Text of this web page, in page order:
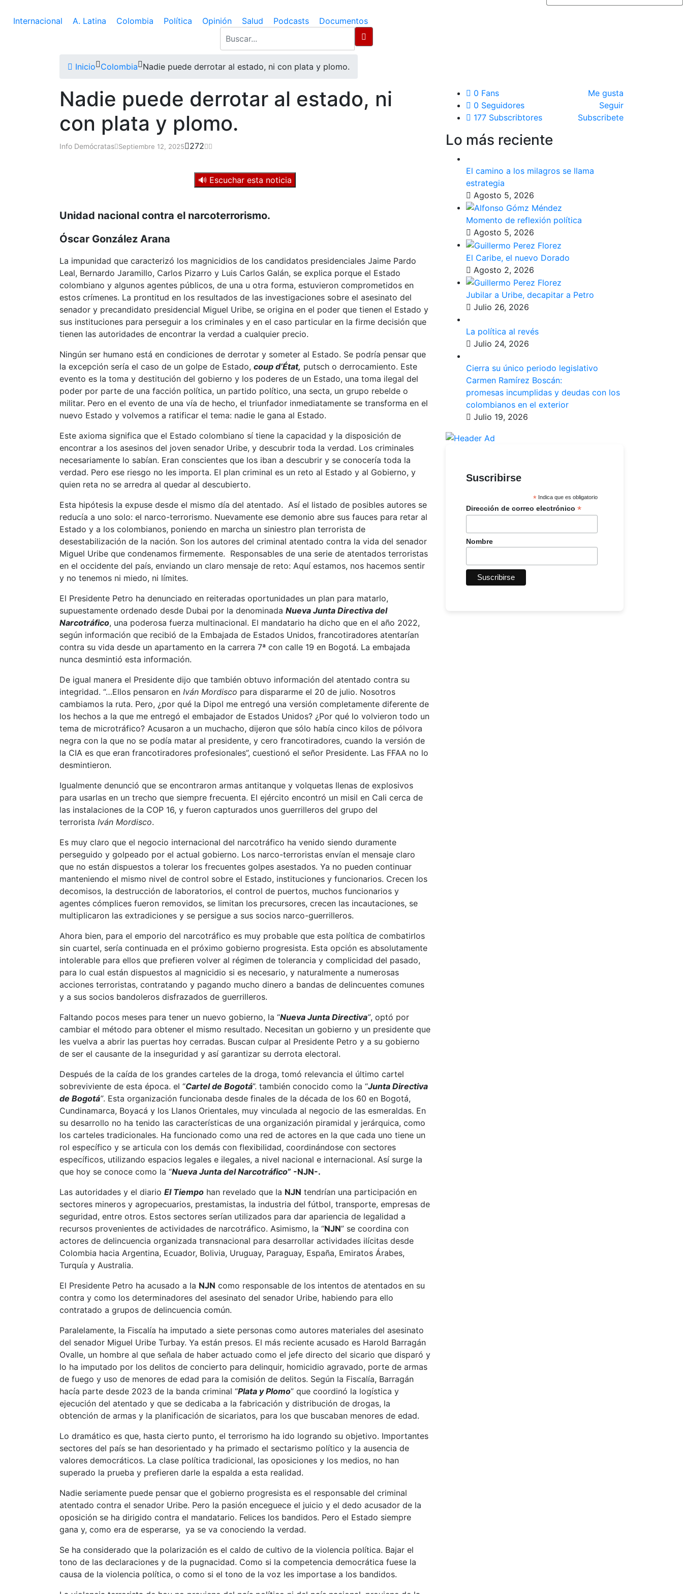
Internacional A. Latina Colombia Política Opinión Salud Podcasts Documentos
Inicio Colombia Nadie puede derrotar al estado, ni con plata y plomo.
Nadie puede derrotar al estado, ni
con plata y plomo.
Info Demócratas Septiembre 12, 2025 272
🔊 Escuchar esta noticia
Unidad nacional contra el narcoterrorismo.
Óscar González Arana
La impunidad que caracterizó los magnicidios de los candidatos presidenciales Jaime Pardo
Leal, Bernardo Jaramillo, Carlos Pizarro y Luis Carlos Galán, se explica porque el Estado
colombiano y algunos agentes públicos, de una u otra forma, estuvieron comprometidos en
estos crímenes. La prontitud en los resultados de las investigaciones sobre el asesinato del
senador y precandidato presidencial Miguel Uribe, se origina en el poder que tienen el Estado y
sus instituciones para perseguir a los criminales y en el caso particular en la firme decisión que
tienen las autoridades de encontrar la verdad a cualquier precio.
Ningún ser humano está en condiciones de derrotar y someter al Estado. Se podría pensar que
la excepción sería el caso de un golpe de Estado, coup d’État, putsch o derrocamiento. Este
evento es la toma y destitución del gobierno y los poderes de un Estado, una toma ilegal del
poder por parte de una facción política, un partido político, una secta, un grupo rebelde o
militar.​ Pero en el evento de una vía de hecho, el triunfador inmediatamente se transforma en el
nuevo Estado y volvemos a ratificar el tema: nadie le gana al Estado.
Este axioma significa que el Estado colombiano sí tiene la capacidad y la disposición de
encontrar a los asesinos del joven senador Uribe, y descubrir toda la verdad. Los criminales
necesariamente lo sabían. Eran conscientes que los iban a descubrir y se conocería toda la
verdad. Pero ese riesgo no les importa. El plan criminal es un reto al Estado y al Gobierno, y
quien reta no se arredra al quedar al descubierto.
Esta hipótesis la expuse desde el mismo día del atentado. Así el listado de posibles autores se
reducía a uno solo: el narco-terrorismo. Nuevamente ese demonio abre sus fauces para retar al
Estado y a los colombianos, poniendo en marcha un siniestro plan terrorista de
desestabilización de la nación. Son los autores del criminal atentado contra la vida del senador
Miguel Uribe que condenamos firmemente. Responsables de una serie de atentados terroristas
en el occidente del país, enviando un claro mensaje de reto: Aquí estamos, nos hacemos sentir
y no tenemos ni miedo, ni límites.
El Presidente Petro ha denunciado en reiteradas oportunidades un plan para matarlo,
supuestamente ordenado desde Dubai por la denominada Nueva Junta Directiva del
Narcotráfico, una poderosa fuerza multinacional. El mandatario ha dicho que en el año 2022,
según información que recibió de la Embajada de Estados Unidos, francotiradores atentarían
contra su vida desde un apartamento en la carrera 7ª con calle 19 en Bogotá. La embajada
nunca desmintió esta información.
De igual manera el Presidente dijo que también obtuvo información del atentado contra su
integridad. “…Ellos pensaron en Iván Mordisco para dispararme el 20 de julio. Nosotros
cambiamos la ruta. Pero, ¿por qué la Dipol me entregó una versión completamente diferente de
los hechos a la que me entregó el embajador de Estados Unidos? ¿Por qué lo volvieron todo un
tema de microtráfico? Acusaron a un muchacho, dijeron que sólo había cinco kilos de pólvora
negra con la que no se podía matar al presidente, y cero francotiradores, cuando la versión de
la CIA es que eran francotiradores profesionales”, cuestionó el señor Presidente. Las FFAA no lo
desmintieron.
Igualmente denunció que se encontraron armas antitanque y volquetas llenas de explosivos
para usarlas en un trecho que siempre frecuenta. El ejército encontró un misil en Cali cerca de
las instalaciones de la COP 16, y fueron capturados unos guerrilleros del grupo del
terrorista Iván Mordisco.
Es muy claro que el negocio internacional del narcotráfico ha venido siendo duramente
perseguido y golpeado por el actual gobierno. Los narco-terroristas envían el mensaje claro
que no están dispuestos a tolerar los frecuentes golpes asestados. Ya no pueden continuar
manteniendo el mismo nivel de control sobre el Estado, instituciones y funcionarios. Crecen los
decomisos, la destrucción de laboratorios, el control de puertos, muchos funcionarios y
agentes cómplices fueron removidos, se limitan los precursores, crecen las incautaciones, se
multiplicaron las extradiciones y se persigue a sus socios narco-guerrilleros.
Ahora bien, para el emporio del narcotráfico es muy probable que esta política de combatirlos
sin cuartel, sería continuada en el próximo gobierno progresista. Esta opción es absolutamente
intolerable para ellos que prefieren volver al régimen de tolerancia y complicidad del pasado,
para lo cual están dispuestos al magnicidio si es necesario, y naturalmente a numerosas
acciones terroristas, contratando y pagando mucho dinero a bandas de delincuentes comunes
y a sus socios bandoleros disfrazados de guerrilleros.
Faltando pocos meses para tener un nuevo gobierno, la “Nueva Junta Directiva”, optó por
cambiar el método para obtener el mismo resultado. Necesitan un gobierno y un presidente que
les vuelva a abrir las puertas hoy cerradas. Buscan culpar al Presidente Petro y a su gobierno
de ser el causante de la inseguridad y así garantizar su derrota electoral.
Después de la caída de los grandes carteles de la droga, tomó relevancia el último cartel
sobreviviente de esta época. el “Cartel de Bogotá”. también conocido como la “Junta Directiva
de Bogotá”. Esta organización funcionaba desde finales de la década de los 60 en Bogotá,
Cundinamarca, Boyacá y los Llanos Orientales, muy vinculada al negocio de las esmeraldas. En
su desarrollo no ha tenido las características de una organización piramidal y jerárquica, como
los carteles tradicionales. Ha funcionado como una red de actores en la que cada uno tiene un
rol específico y se articula con los demás con flexibilidad, coordinándose con sectores
específicos, utilizando espacios legales e ilegales, a nivel nacional e internacional. Así surge la
que hoy se conoce como la “Nueva Junta del Narcotráfico” -NJN-.
Las autoridades y el diario El Tiempo han revelado que la NJN tendrían una participación en
sectores mineros y agropecuarios, prestamistas, la industria del fútbol, transporte, empresas de
seguridad, entre otros. Estos sectores serían utilizados para dar apariencia de legalidad a
recursos provenientes de actividades de narcotráfico. Asimismo, la “NJN” se coordina con
actores de delincuencia organizada transnacional para desarrollar actividades ilícitas desde
Colombia hacia Argentina, Ecuador, Bolivia, Uruguay, Paraguay, España, Emiratos Árabes,
Turquía y Australia.
El Presidente Petro ha acusado a la NJN como responsable de los intentos de atentados en su
contra y como los determinadores del asesinato del senador Uribe, habiendo para ello
contratado a grupos de delincuencia común.
Paralelamente, la Fiscalía ha imputado a siete personas como autores materiales del asesinato
del senador Miguel Uribe Turbay. Ya están presos. El más reciente acusado es Harold Barragán
Ovalle, un hombre al que señala de haber actuado como el jefe directo del sicario que disparó y
lo ha imputado por los delitos de concierto para delinquir, homicidio agravado, porte de armas
de fuego y uso de menores de edad para la comisión de delitos. Según la Fiscalía, Barragán
hacía parte desde 2023 de la banda criminal “Plata y Plomo” que coordinó la logística y
ejecución del atentado y que se dedicaba a la fabricación y distribución de drogas, la
obtención de armas y la planificación de sicariatos, para los que buscaban menores de edad.
Lo dramático es que, hasta cierto punto, el terrorismo ha ido logrando su objetivo. Importantes
sectores del país se han desorientado y ha primado el sectarismo político y la ausencia de
valores democráticos. La clase política tradicional, las oposiciones y los medios, no han
superado la prueba y prefieren darle la espalda a esta realidad.
Nadie seriamente puede pensar que el gobierno progresista es el responsable del criminal
atentado contra el senador Uribe. Pero la pasión enceguece el juicio y el dedo acusador de la
oposición se ha dirigido contra el mandatario. Felices los bandidos. Pero el Estado siempre
gana y, como era de esperarse, ya se va conociendo la verdad.
Se ha considerado que la polarización es el caldo de cultivo de la violencia política. Bajar el
tono de las declaraciones y de la pugnacidad. Como si la competencia democrática fuese la
causa de la violencia política, o como si el tono de la voz les importase a los bandidos.
0 Fans
Me gusta
0 Seguidores
Seguir
177 Subscribtores Subscribete
Lo más reciente
El camino a los milagros se llama
estrategia
Agosto 5, 2026
Momento de reflexión política
Agosto 5, 2026
El Caribe, el nuevo Dorado
Agosto 2, 2026
Jubilar a Uribe, decapitar a Petro
Julio 26, 2026
La política al revés
Julio 24, 2026
Cierra su único periodo legislativo
Carmen Ramírez Boscán:
promesas incumplidas y deudas con los
colombianos en el exterior
Julio 19, 2026
Suscribirse
* Indica que es obligatorio
Dirección de correo electrónico *
Nombre